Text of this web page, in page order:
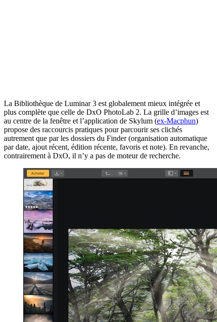
La Bibliothèque de Luminar 3 est globalement mieux intégrée et
plus complète que celle de DxO PhotoLab 2. La grille d’images est
au centre de la fenêtre et l’application de Skylum (ex-Macphun)
propose des raccourcis pratiques pour parcourir ses clichés
autrement que par les dossiers du Finder (organisation automatique
par date, ajout récent, édition récente, favoris et note). En revanche,
contrairement à DxO, il n’y a pas de moteur de recherche.